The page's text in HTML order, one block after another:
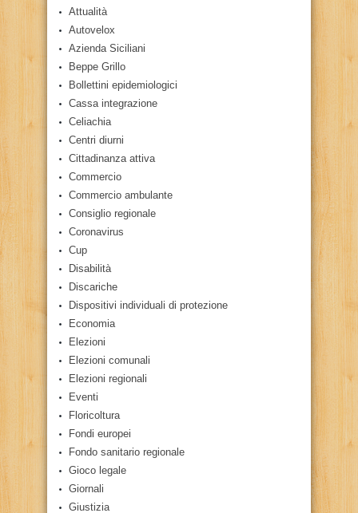
Attualità
Autovelox
Azienda Siciliani
Beppe Grillo
Bollettini epidemiologici
Cassa integrazione
Celiachia
Centri diurni
Cittadinanza attiva
Commercio
Commercio ambulante
Consiglio regionale
Coronavirus
Cup
Disabilità
Discariche
Dispositivi individuali di protezione
Economia
Elezioni
Elezioni comunali
Elezioni regionali
Eventi
Floricoltura
Fondi europei
Fondo sanitario regionale
Gioco legale
Giornali
Giustizia